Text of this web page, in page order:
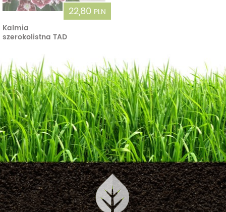
22,80 PLN
Kalmia
szerokolistna TAD